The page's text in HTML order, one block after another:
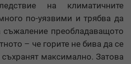
на климатичните
по-уязвими и трябва да
съжаление преобладаващото
– че горите не бива да се
съхранят максимално. Затова